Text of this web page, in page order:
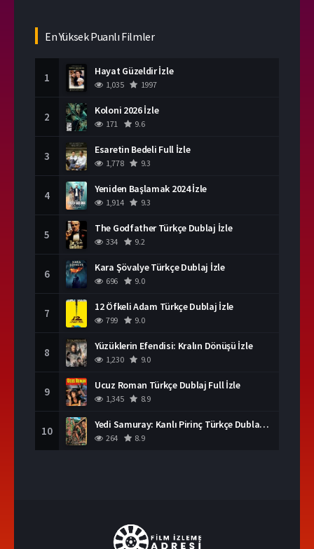
En Yüksek Puanlı Filmler
1 Hayat Güzeldir İzle
1,035 1997
2 Koloni 2026 İzle
171 9.6
3 Esaretin Bedeli Full İzle
1,778 9.3
4 Yeniden Başlamak 2024 İzle
1,914 9.3
5 The Godfather Türkçe Dublaj İzle
334 9.2
6 Kara Şövalye Türkçe Dublaj İzle
696 9.0
7 12 Öfkeli Adam Türkçe Dublaj İzle
799 9.0
8 Yüzüklerin Efendisi: Kralın Dönüşü İzle
1,230 9.0
9 Ucuz Roman Türkçe Dublaj Full İzle
1,345 8.9
10 Yedi Samuray: Kanlı Pirinç Türkçe Dublaj İzle
264 8.9